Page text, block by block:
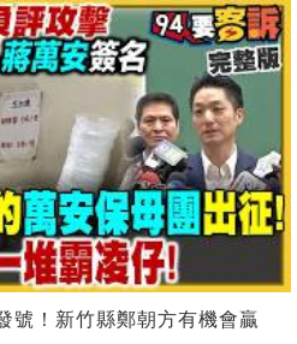
號！新竹縣鄭朝方有機會贏